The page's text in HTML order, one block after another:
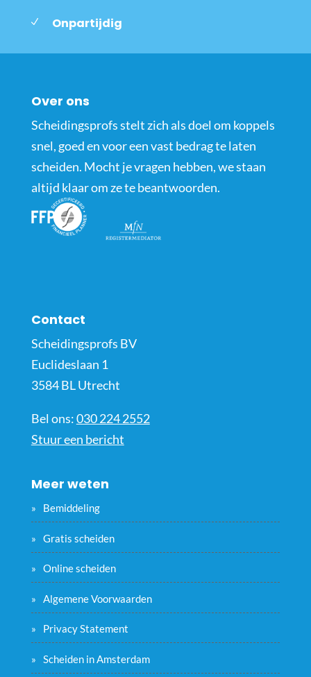
Onpartijdig
Over ons
Scheidingsprofs stelt zich als doel om koppels
snel, goed en voor een vast bedrag te laten
scheiden. Mocht je vragen hebben, we staan
altijd klaar om ze te beantwoorden.
Contact
Scheidingsprofs BV
Euclideslaan 1
3584 BL Utrecht
Bel ons:030 224 2552
Stuur een bericht
Meer weten
Bemiddeling
Gratis scheiden
Online scheiden
Algemene Voorwaarden
Privacy Statement
Scheiden in Amsterdam